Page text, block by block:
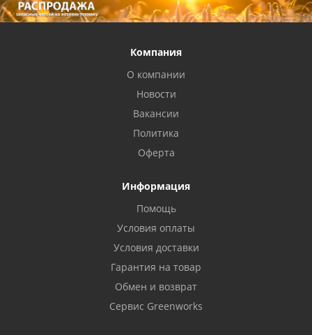
Компания
О компании
Новости
Вакансии
Политика
Оферта
Информация
Помощь
Условия оплаты
Условия доставки
Гарантия на товар
Обмен и возврат
Сервис Greenworks